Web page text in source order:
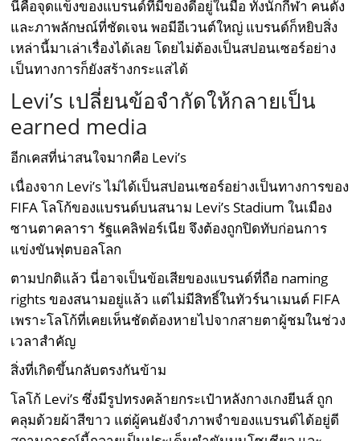
นี่คือจุดแข็งของแบรนด์ที่มีของดีอยู่ในมือ ทั้งนักกีฬา คนดัง
และภาพลักษณ์ที่ชัดเจน พอมีอีเวนต์ใหญ่ แบรนด์ก็หยิบสิ่ง
เหล่านี้มาเล่าเรื่องได้เลย โดยไม่ต้องเป็นสปอนเซอร์อย่าง
เป็นทางการก็ยังสร้างกระแสได้
Levi’s เปลี่ยนข้อจำกัดให้กลายเป็น
earned media
อีกเคสที่น่าสนใจมากคือ Levi’s
เนื่องจาก Levi’s ไม่ได้เป็นสปอนเซอร์อย่างเป็นทางการของ
FIFA โลโก้ของแบรนด์บนสนาม Levi’s Stadium ในเมือง
ซานตาคลารา รัฐแคลิฟอร์เนีย จึงต้องถูกปิดทับก่อนการ
แข่งขันฟุตบอลโลก
ตามปกติแล้ว นี่อาจเป็นข้อเสียของแบรนด์ที่ถือ naming
rights ของสนามอยู่แล้ว แต่ไม่มีสิทธิ์ในทัวร์นาเมนต์ FIFA
เพราะโลโก้ที่เคยเห็นชัดต้องหายไปจากสายตาผู้ชมในช่วง
เวลาสำคัญ
สิ่งที่เกิดขึ้นกลับตรงกันข้าม
โลโก้ Levi’s ซึ่งมีรูปทรงคล้ายกระเป๋าหลังกางเกงยีนส์ ถูก
คลุมด้วยผ้าสีขาว แต่ผู้คนยังจำภาพจำของแบรนด์ได้อยู่ดี